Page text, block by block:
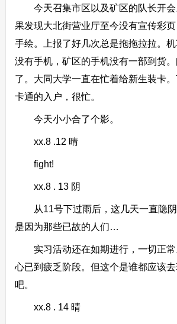
今天召集市区以及矿区的队长开会
果发现大北街营业厅至今没有宣传彩
手绘。上报了好几次总是拖拖拉拉。
没有手机，矿区的手机没有一部到货
了。大同大学一直在忙着给新生装卡
卡通的入户，很忙。
今天小小合了个影。
xx.8 .12 晴
fight!
xx.8 . 13 阴
从11号下过雨后，这几天一直隐阴
是因为那些已故的人们…
实习活动还在如期进行，一切正常
心已到疲乏阶段。但这个是谁都应该
吧。
xx.8 . 14 晴